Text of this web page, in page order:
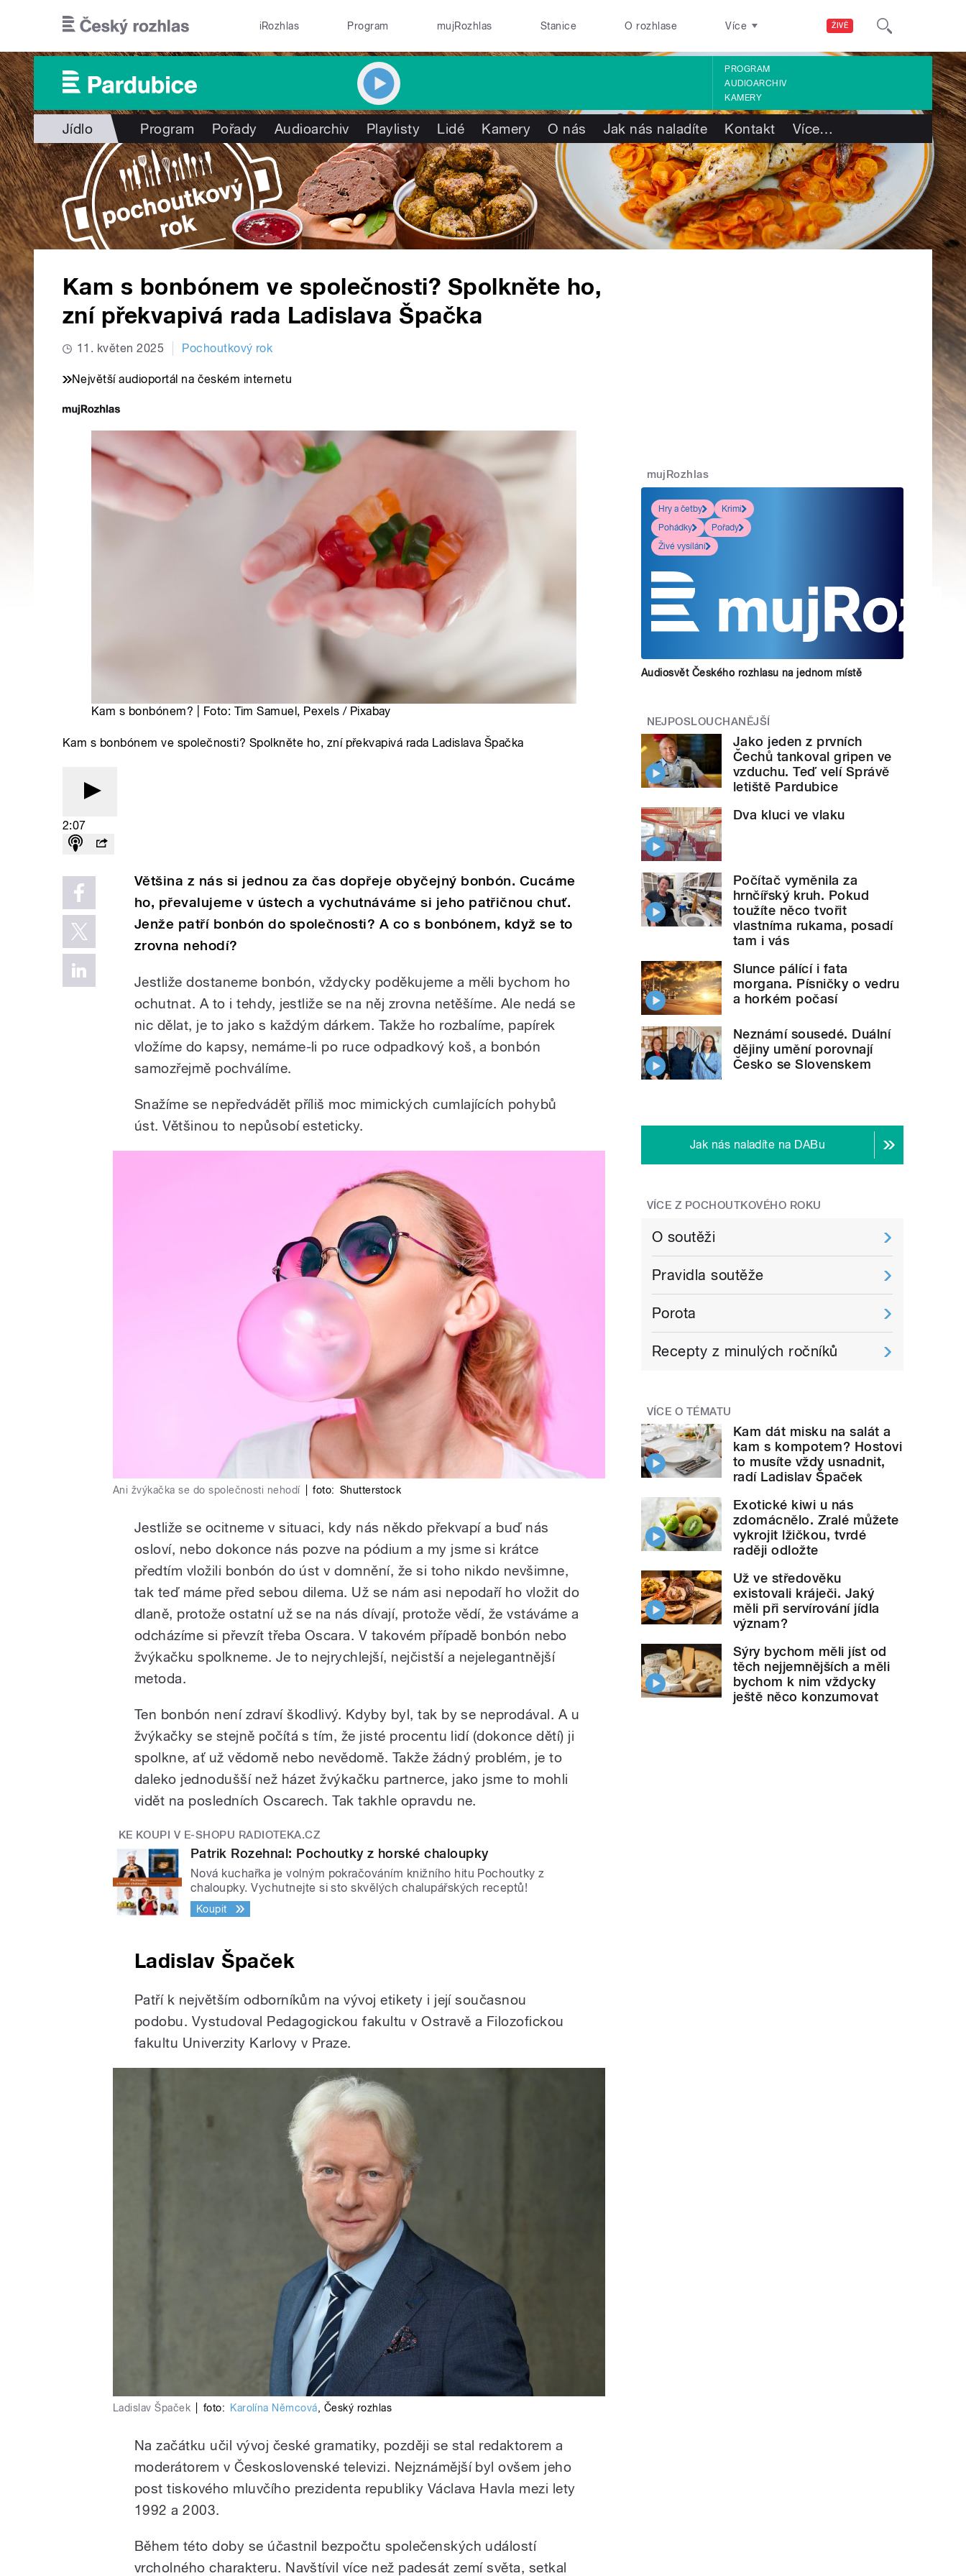
ŽIVĚ
iRozhlas Program mujRozhlas Stanice O rozhlase Více
PROGRAM
AUDIOARCHIV
KAMERY
Jídlo Program Pořady Audioarchiv Playlisty Lidé Kamery O nás Jak nás naladíte Kontakt Více…
Kam s bonbónem ve společnosti? Spolkněte ho,
zní překvapivá rada Ladislava Špačka
11. květen 2025 Pochoutkový rok
Největší audioportál na českém internetu
Kam s bonbónem? | Foto: Tim Samuel, Pexels / Pixabay
Kam s bonbónem ve společnosti? Spolkněte ho, zní překvapivá rada Ladislava Špačka
2:07
Většina z nás si jednou za čas dopřeje obyčejný bonbón. Cucáme
ho, převalujeme v ústech a vychutnáváme si jeho patřičnou chuť.
Jenže patří bonbón do společnosti? A co s bonbónem, když se to
zrovna nehodí?
Jestliže dostaneme bonbón, vždycky poděkujeme a měli bychom ho
ochutnat. A to i tehdy, jestliže se na něj zrovna netěšíme. Ale nedá se
nic dělat, je to jako s každým dárkem. Takže ho rozbalíme, papírek
vložíme do kapsy, nemáme-li po ruce odpadkový koš, a bonbón
samozřejmě pochválíme.
Snažíme se nepředvádět příliš moc mimických cumlajících pohybů
úst. Většinou to nepůsobí esteticky.
Ani žvýkačka se do společnosti nehodí foto: Shutterstock
Jestliže se ocitneme v situaci, kdy nás někdo překvapí a buď nás
osloví, nebo dokonce nás pozve na pódium a my jsme si krátce
předtím vložili bonbón do úst v domnění, že si toho nikdo nevšimne,
tak teď máme před sebou dilema. Už se nám asi nepodaří ho vložit do
dlaně, protože ostatní už se na nás dívají, protože vědí, že vstáváme a
odcházíme si převzít třeba Oscara. V takovém případě bonbón nebo
žvýkačku spolkneme. Je to nejrychlejší, nejčistší a nejelegantnější
metoda.
Ten bonbón není zdraví škodlivý. Kdyby byl, tak by se neprodával. A u
žvýkačky se stejně počítá s tím, že jisté procentu lidí (dokonce dětí) ji
spolkne, ať už vědomě nebo nevědomě. Takže žádný problém, je to
daleko jednodušší než házet žvýkačku partnerce, jako jsme to mohli
vidět na posledních Oscarech. Tak takhle opravdu ne.
KE KOUPI V E-SHOPU RADIOTEKA.CZ
Patrik Rozehnal: Pochoutky z horské chaloupky
Nová kuchařka je volným pokračováním knižního hitu Pochoutky z
chaloupky. Vychutnejte si sto skvělých chalupářských receptů!
Koupit
Ladislav Špaček
Patří k největším odborníkům na vývoj etikety i její současnou
podobu. Vystudoval Pedagogickou fakultu v Ostravě a Filozofickou
fakultu Univerzity Karlovy v Praze.
Ladislav Špaček foto: Karolína Němcová, Český rozhlas
Na začátku učil vývoj české gramatiky, později se stal redaktorem a
moderátorem v Československé televizi. Nejznámější byl ovšem jeho
post tiskového mluvčího prezidenta republiky Václava Havla mezi lety
1992 a 2003.
Během této doby se účastnil bezpočtu společenských událostí
vrcholného charakteru. Navštívil více než padesát zemí světa, setkal
mujRozhlas
Hry a četby
Krimi
Pohádky
Pořady
Živé vysílání
Audiosvět Českého rozhlasu na jednom místě
NEJPOSLOUCHANĚJŠÍ
Jako jeden z prvních
Čechů tankoval gripen ve
vzduchu. Teď velí Správě
letiště Pardubice
Dva kluci ve vlaku
Počítač vyměnila za
hrnčířský kruh. Pokud
toužíte něco tvořit
vlastníma rukama, posadí
tam i vás
Slunce pálící i fata
morgana. Písničky o vedru
a horkém počasí
Neznámí sousedé. Duální
dějiny umění porovnají
Česko se Slovenskem
Jak nás naladíte na DABu
VÍCE Z POCHOUTKOVÉHO ROKU
O soutěži
Pravidla soutěže
Porota
Recepty z minulých ročníků
VÍCE O TÉMATU
Kam dát misku na salát a
kam s kompotem? Hostovi
to musíte vždy usnadnit,
radí Ladislav Špaček
Exotické kiwi u nás
zdomácnělo. Zralé můžete
vykrojit lžičkou, tvrdé
raději odložte
Už ve středověku
existovali kráječi. Jaký
měli při servírování jídla
význam?
Sýry bychom měli jíst od
těch nejjemnějších a měli
bychom k nim vždycky
ještě něco konzumovat